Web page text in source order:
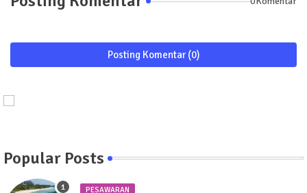
Posting Komentar (0)
Popular Posts
PESAWARAN